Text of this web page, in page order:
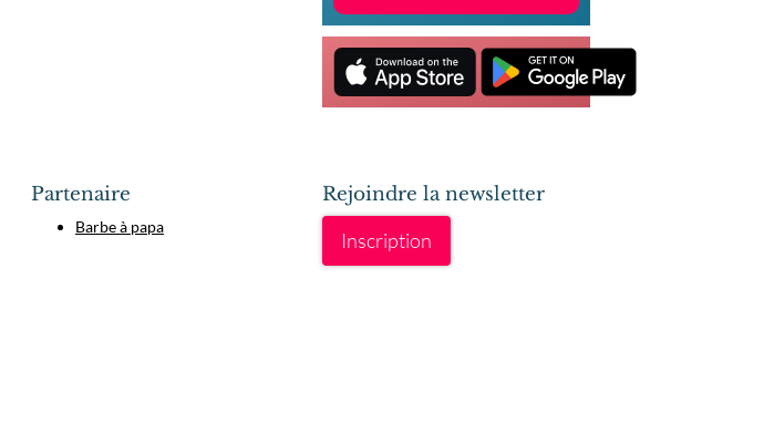
Partenaire
Barbe à papa
Rejoindre la newsletter
Inscription